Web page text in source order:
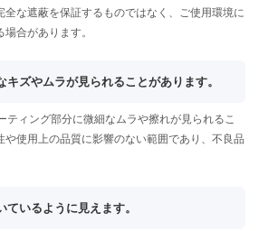
全な遮蔽を保証するものではなく、ご使用環境に
合があります。
ズやムラが見られることがあります。
ティング部分に微細なムラや擦れが見られるこ
や使用上の品質に影響のない範囲であり、不良品
いるように見えます。